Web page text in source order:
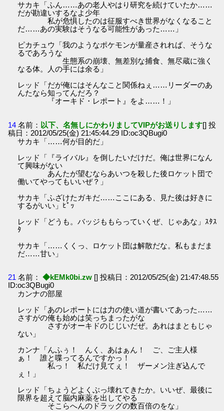
サカキ「ふん……あの老人やはり研究を続けていたか……
だが勘違いするなよ少年
私が危惧したのは征服すべき世界がなくなること
だ……あの実験はそうなる可能性があった……」
ピカチュウ「我のようなポケモンが量産されれば、そうな
るであろうな
生態系の崩壊、無差別な捕食、無尽蔵に強く
なる体。人の手には余る」
レッド「だが俺にはそんなこと関係ねぇ……リーダーのあ
んたなら知ってんだろ？
『オーキド・レポート』をよ……！」
14 名前： 以下、名無しにかわりましてVIPがお送りします[] 投
稿日：2012/05/25(金) 21:45:44.29 ID:oc3QBugi0
サカキ「……何が目的だ」
レッド「『ライバル』を倒したいだけだ。俺は世界になん
て興味がない
あんたが望むならあいつを殺した後ロケット団で
働いてやってもいいぜ？」
サカキ「ふざけたガキだ……ここにある、見た後は好きに
するがいい」ﾋﾟｯ
レッド「どうも。バッジももらっていくぜ、じゃあな」ｽﾀｽ
ﾀ
サカキ「……くくっ、ロケット団は解散だな。私もまだま
だ……甘い」
21 名前： ◆kEMk0bi.zw [] 投稿日：2012/05/25(金) 21:47:48.55
ID:oc3QBugi0
カンナの部屋
レッド「あのレポートには力の使い道が書いてあった……
さすがの俺も始めは笑っちまったがな
さすがオーキドのじじいだぜ。あれはまともじゃ
ない」
カンナ「んふぅ！ んく、あはぁん！ ご、ご主人様
ぁ！ 誰と喋ってるんですかっ！
私っ！ 私だけ見てぇ！ ザーメン注ぎ込んで
ぇ！」
レッド「ちょうどよくぶっ壊れてきたか。いいぜ、最後に
限界を超えて脳内麻薬を出してやる
そこらへんのドラッグの数百倍のをな」